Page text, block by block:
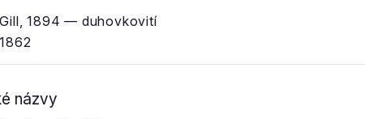
Gill, 1894 — duhovkovití
názvy